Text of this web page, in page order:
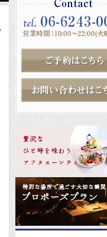
ンタクト
予約はこちら
問い合わせはこちら